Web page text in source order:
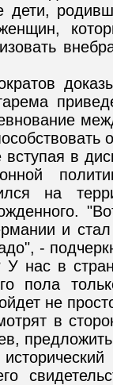
дети,
в
на
и
-
нас в
пола
не
в